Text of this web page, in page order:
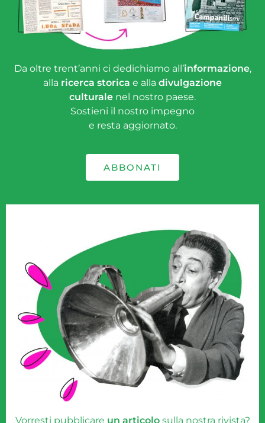
Da oltre trent’anni ci dedichiamo all’informazione,
alla ricerca storica e alla divulgazione
culturale nel nostro paese.
Sostieni il nostro impegno
e resta aggiornato.
ABBONATI
Vorresti pubblicare un articolosulla nostra rivista?